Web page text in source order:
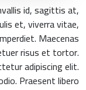
id, sagittis at,
et, viverra vitae,
Maecenas
risus et tortor.
adipiscing elit.
Praesent libero.